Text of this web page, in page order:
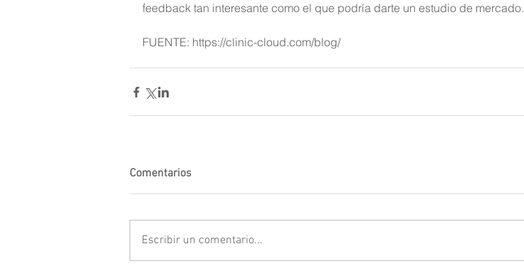
feedback tan interesante como el que podría darte un estudio de mercado.
FUENTE: https://clinic-cloud.com/blog/
Comentarios
Escribir un comentario...